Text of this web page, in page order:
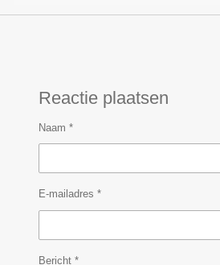
Reactie plaatsen
Naam *
E-mailadres *
Bericht *